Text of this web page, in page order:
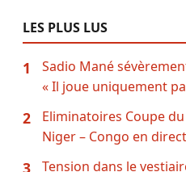
LES PLUS LUS
1
Sadio Mané
« Il joue uniquement
2
Eliminatoires Coupe
Niger – Congo en direct
3
Tension dans le